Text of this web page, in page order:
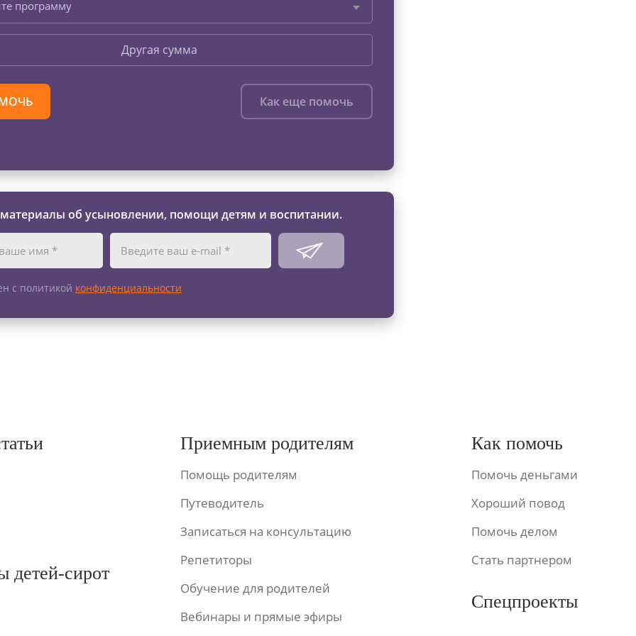
программу
Другая сумма
Как еще помочь
об усыновлении, помощи детям и воспитании.
с политикой конфиденциальности
детей-сирот
Приемным родителям
Помощь родителям
Путеводитель
Записаться на консультацию
Репетиторы
Обучение для родителей
Вебинары и прямые эфиры
Как помочь
Помочь деньгами
Хороший повод
Помочь делом
Стать партнером
Спецпроекты